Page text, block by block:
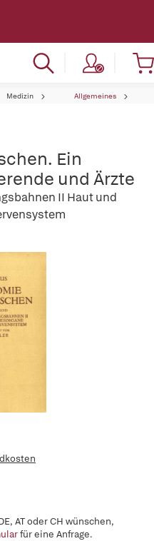
Medizin Allgemeines
Ein
und Ärzte
II Haut und
AT oder CH wünschen,
für eine Anfrage.